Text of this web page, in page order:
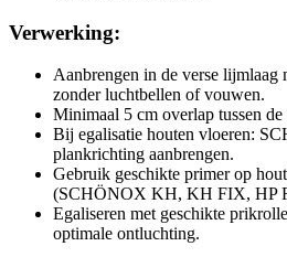
Verwerking:
Aanbrengen in de verse lijmlaag
zonder luchtbellen of vouwen.
Minimaal 5 cm overlap tussen de
Bij egalisatie houten vloeren:
plankrichting aanbrengen.
Gebruik geschikte primer op
(SCHÖNOX KH, KH FIX, HP
Egaliseren met geschikte
optimale ontluchting.